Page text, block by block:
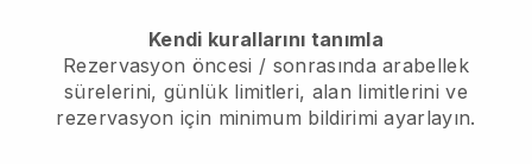
Kendi kurallarını tanımla
Rezervasyon öncesi / sonrasında arabellek
sürelerini, günlük limitleri, alan limitlerini ve
rezervasyon için minimum bildirimi ayarlayın.